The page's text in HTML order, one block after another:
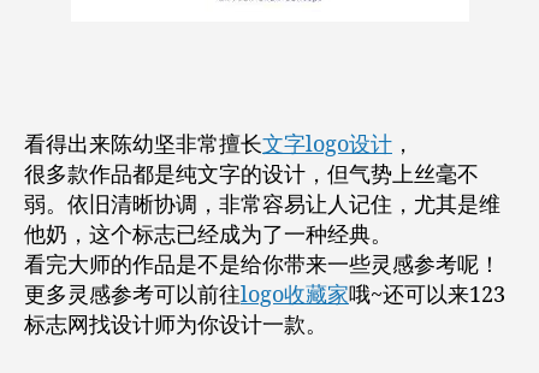
看得出来陈幼坚非常擅长文字logo设计 ，
很多款作品都是纯文字的设计，但气势上丝毫不
弱。依旧清晰协调，非常容易让人记住，尤其是维
他奶，这个标志已经成为了一种经典。
看完大师的作品是不是给你带来一些灵感参考呢！
更多灵感参考可以前往logo收藏家哦~还可以来123
标志网找设计师为你设计一款。